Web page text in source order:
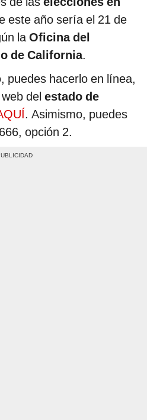
este año sería el 21 de
laOficina del
de California.
puedes hacerlo en línea,
del estado de
. Asimismo, puedes
opción 2.